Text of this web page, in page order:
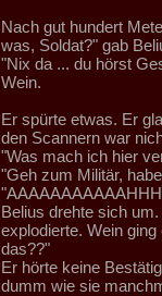
Nach gut hundert
was, Soldat?" gab
"Nix da ... du hörst
Wein.
Er spürte etwas. Er
den Scannern war
"Was mach ich hier
"Geh zum Militär,
Belius drehte sich
explodierte. Wein
das??"
Er hörte keine
dumm wie sie